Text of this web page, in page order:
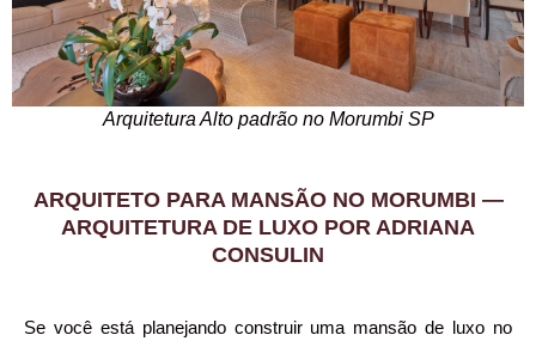
Arquitetura Alto padrão no Morumbi SP
ARQUITETO PARA MANSÃO NO MORUMBI —
ARQUITETURA DE LUXO POR ADRIANA
CONSULIN
Se você está planejando construir uma mansão de luxo no